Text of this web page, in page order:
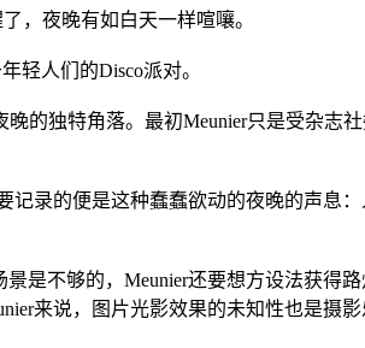
，夜晚有如白天一样喧嚷。
人们的Disco派对。
晚的独特角落。最初Meunier只是受杂志
录的便是这种蠢蠢欲动的夜晚的声息
是不够的，Meunier还要想方设法获得
来说，图片光影效果的未知性也是摄影